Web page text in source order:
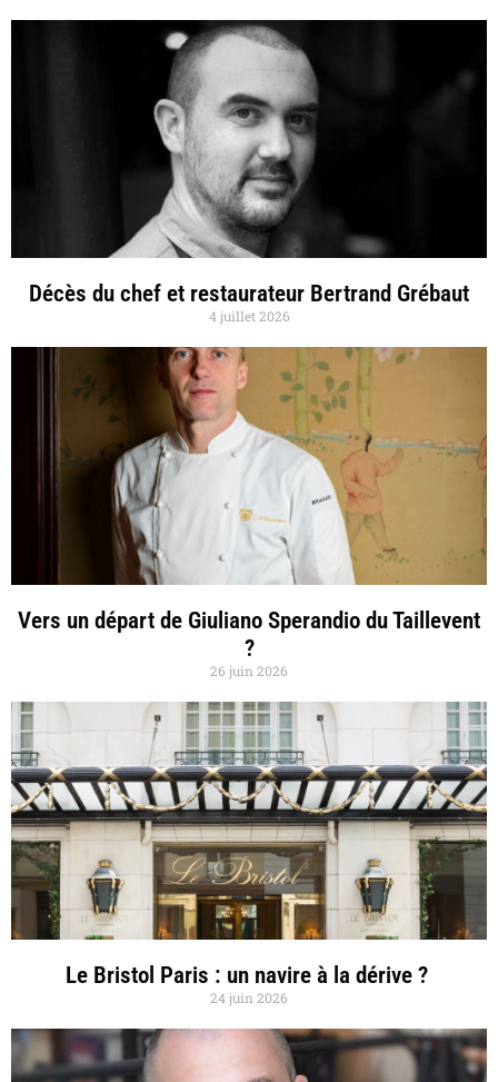
Décès du chef et restaurateur Bertrand Grébaut
4 juillet 2026
Vers un départ de Giuliano Sperandio du Taillevent
?
26 juin 2026
Le Bristol Paris : un navire à la dérive ?
24 juin 2026